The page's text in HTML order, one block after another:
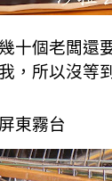
十個老闆還
，所以沒等到
東霧台